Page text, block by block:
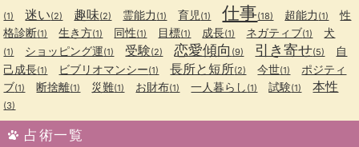
(1) 迷い(2) 趣味(2) 霊能力 (1) 育児 (1) 仕事(18) 超能力 (1)
性
格診断(1) 生き方(1) 同性(1) 目標(1) 成長(1) ネガティブ(1) 犬
(1) ショッピング運(1) 受験(2) 恋愛傾向 (9) 引き寄せ(5)
自
己成長(1) ビブリオマンシー(1) 長所と短所(2) 今世(1)
ポジティ
ブ(1) 断捨離(1) 災難(1) お財布(1) 一人暮らし (1) 試験(1) 本性
(3)
占術一覧